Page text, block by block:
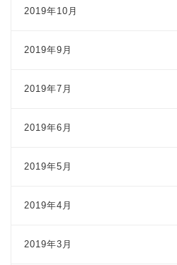
2019年10月
2019年9月
2019年7月
2019年6月
2019年5月
2019年4月
2019年3月